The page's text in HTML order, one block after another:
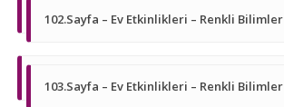
102.Sayfa – Ev Etkinlikleri – Renkli Bilimler
103.Sayfa – Ev Etkinlikleri – Renkli Bilimler